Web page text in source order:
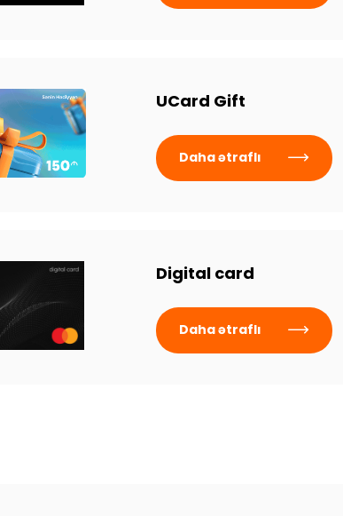
UCard Gift
Daha ətraflı
Digital card
Daha ətraflı